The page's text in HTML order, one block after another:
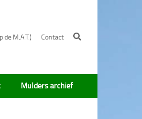
de M.A.T.) Contact
Mulders archief